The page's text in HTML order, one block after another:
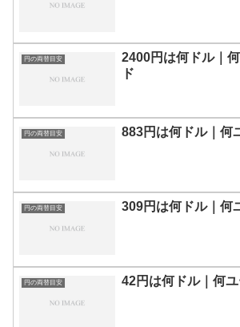
円の両替目安
2400円は何ドル｜
ド
円の両替目安 883円は何ドル｜何
円の両替目安 309円は何ドル｜何
円の両替目安 42円は何ドル｜何